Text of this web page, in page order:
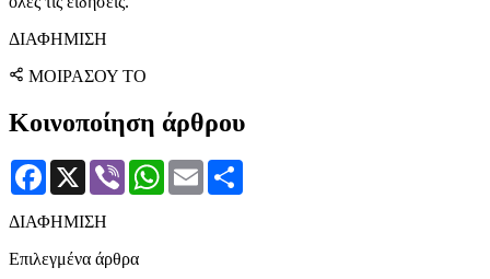
ΔΙΑΦΗΜΙΣΗ
ΜΟΙΡΑΣΟΥ ΤΟ
Κοινοποίηση άρθρου
Facebook
X Viber WhatsApp
Email
ΔΙΑΦΗΜΙΣΗ
Επιλεγμένα άρθρα